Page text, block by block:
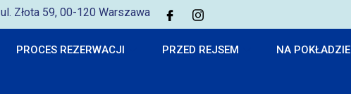
ul. Złota 59, 00-120 Warszawa
PROCES REZERWACJI PRZED REJSEM NA POKŁADZIE